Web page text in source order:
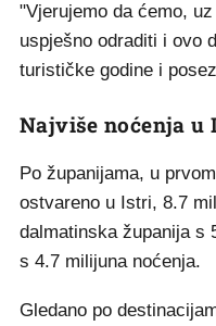
"Vjerujemo da ćemo,
uspješno odraditi i ovo
turističke godine i
Najviše noćenja u
Po županijama, u
ostvareno u Istri, 8.7
dalmatinska županija s
s 4.7 milijuna noćenja.
Gledano po